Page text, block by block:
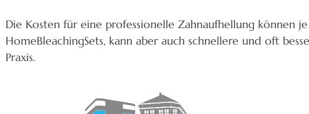
Die Kosten für eine professionelle Zahnaufhellung können
HomeBleachingSets, kann aber auch schnellere und oft
Praxis.